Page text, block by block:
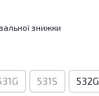
знижки
531S 532G